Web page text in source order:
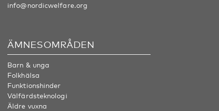
info@nordicwelfare.org
ÄMNESOMRÅDEN
Barn & unga
Folkhälsa
Funktionshinder
Välfärdsteknologi
Äldre vuxna